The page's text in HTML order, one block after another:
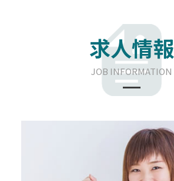
求人情報
JOB INFORMATION